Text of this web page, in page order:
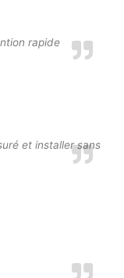
rapide
et installer sans